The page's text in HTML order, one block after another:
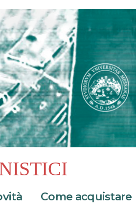
Come acquistare